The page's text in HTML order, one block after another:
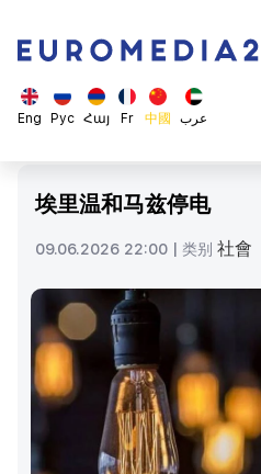
Eng Рус Հայ Fr 中國 عرب
埃里温和马兹停电
09.06.2026 22:00 | 类别 社會